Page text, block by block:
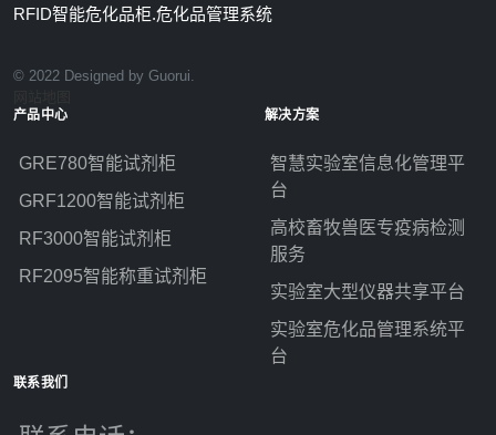
RFID智能危化品柜.危化品管理系统
© 2022 Designed by Guorui.
产品中心
GRE780智能试剂柜
GRF1200智能试剂柜
RF3000智能试剂柜
RF2095智能称重试剂柜
解决方案
智慧实验室信息化管理平
台
高校畜牧兽医专疫病检测
服务
实验室大型仪器共享平台
实验室危化品管理系统平
台
联系我们